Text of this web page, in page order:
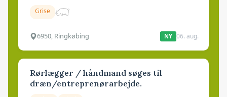
Grise
6950, Ringkøbing NY 06. aug.
Rørlægger / håndmand søges til
dræn/entreprenørarbejde.